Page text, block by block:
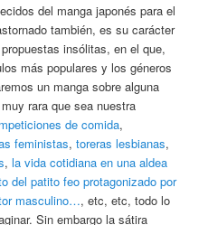
del manga japonés para el
también, es su carácter
insólitas, en el que,
más populares y los géneros
un manga sobre alguna
rara que sea nuestra
de comida,
feministas,toreras lesbianas,
,la vida cotidiana en una aldea
del patito feo protagonizado por
masculino…, etc, etc, todo lo
Sin embargo la sátira